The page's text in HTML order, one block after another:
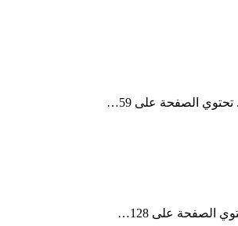
الصفحة على 59…
الصفحة على 128…